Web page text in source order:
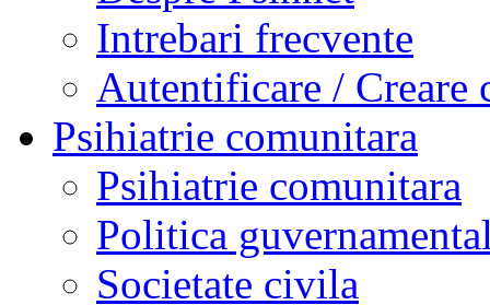
Intrebari frecvente
Autentificare / Creare
Psihiatrie comunitara
Psihiatrie comunitara
Politica
Societate civila